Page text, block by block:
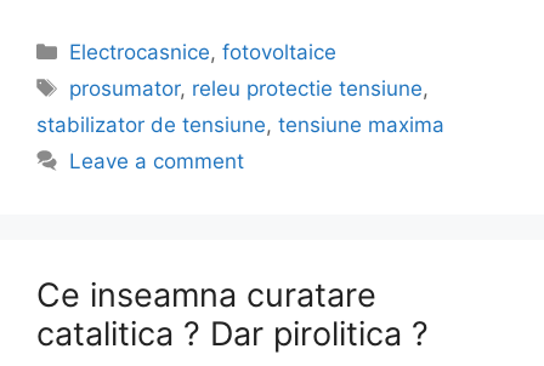
Categories
Electrocasnice,fotovoltaice
Tags
prosumator, releu protectie tensiune,
stabilizator de tensiune, tensiune maxima
Leave a comment
Ce inseamna curatare
catalitica ? Dar pirolitica ?